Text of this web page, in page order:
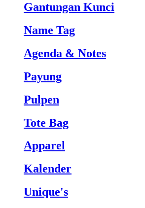
Gantungan Kunci
Name Tag
Agenda & Notes
Payung
Pulpen
Tote Bag
Apparel
Kalender
Unique's